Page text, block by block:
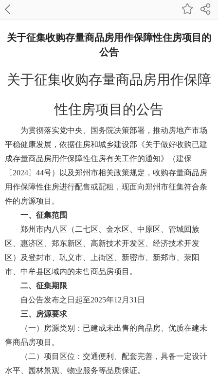
关于征集收购存量商品房用作保障性住房项目的
公告
关于征集收购存量商品房用作保障
性住房项目的公告
为贯彻落实党中央、国务院决策部署，推动房地产市场
平稳健康发展，依据住房和城乡建设部《关于做好收购已建
成存量商品房用作保障性住房有关工作的通知》（建保
〔2024〕44号）以及郑州市相关政策规定，收购存量商品房
用作保障性住房进行配售或配租，现面向郑州市征集符合条
件的房源项目。
一、征集范围
郑州市内八区（二七区、金水区、中原区、管城回族
区、惠济区、郑东新区、高新技术开发区、经济技术开发
区）及登封市、巩义市、上街区、新密市、新郑市、荥阳
市、中牟县区域内的未售商品房项目。
二、征集期限
自公告发布之日起至2025年12月31日
三、房源要求
（一）房源类别：已建成未出售的商品房、优质在建未
售商品房项目。
（二）项目区位：交通便利、配套完善，具备一定设计
水平、园林景观、物业服务等品质保证。